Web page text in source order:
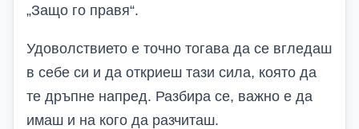
„Защо го правя“.
Удоволствието е точно тогава да се вгледаш
в себе си и да откриеш тази сила, която да
те дръпне напред. Разбира се, важно е да
имаш и на кого да разчиташ.